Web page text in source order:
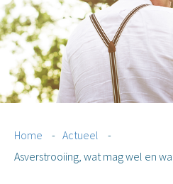
Home - Actueel
-
Asverstrooiing, wat mag wel en